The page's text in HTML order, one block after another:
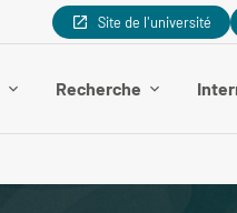
Site de l'université
Recherche